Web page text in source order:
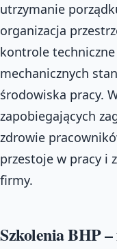
utrzymanie
organizacja
kontrole
mechanicznych
środowiska pracy.
zapobiegających
zdrowie
przestoje w pracy i
firmy.
Szkolenia BHP –